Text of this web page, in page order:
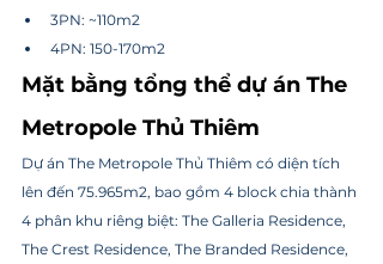
3PN: ~110m2
4PN: 150-170m2
Mặt bằng tổng thể dự án The
Metropole Thủ Thiêm
Dự án The Metropole Thủ Thiêm có diện tích
lên đến 75.965m2, bao gồm 4 block chia thành
4 phân khu riêng biệt: The Galleria Residence,
The Crest Residence, The Branded Residence,